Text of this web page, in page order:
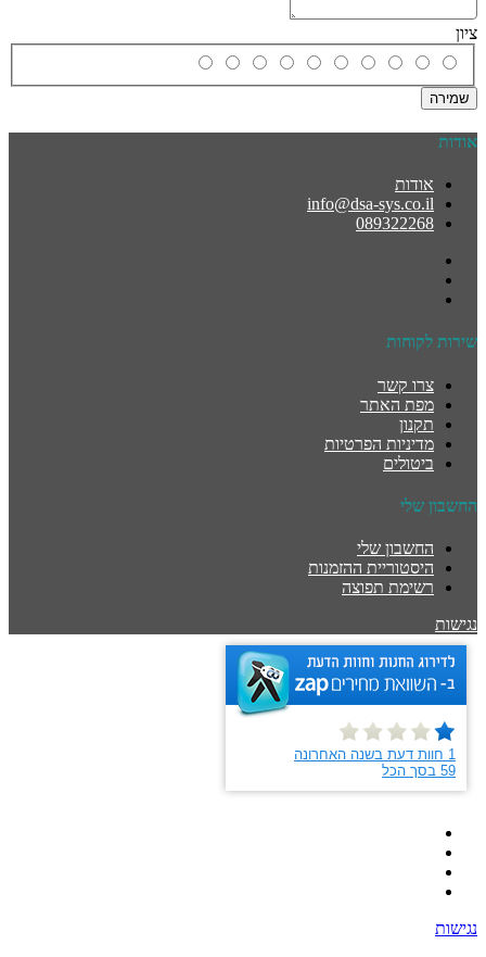
ציון
שמירה
אודות
אודות
info@dsa-sys.co.il
089322268
שירות לקוחות
צרו קשר
מפת האתר
תקנון
מדיניות הפרטיות
ביטולים
החשבון שלי
החשבון שלי
היסטוריית ההזמנות
רשימת תפוצה
נגישות
נגישות